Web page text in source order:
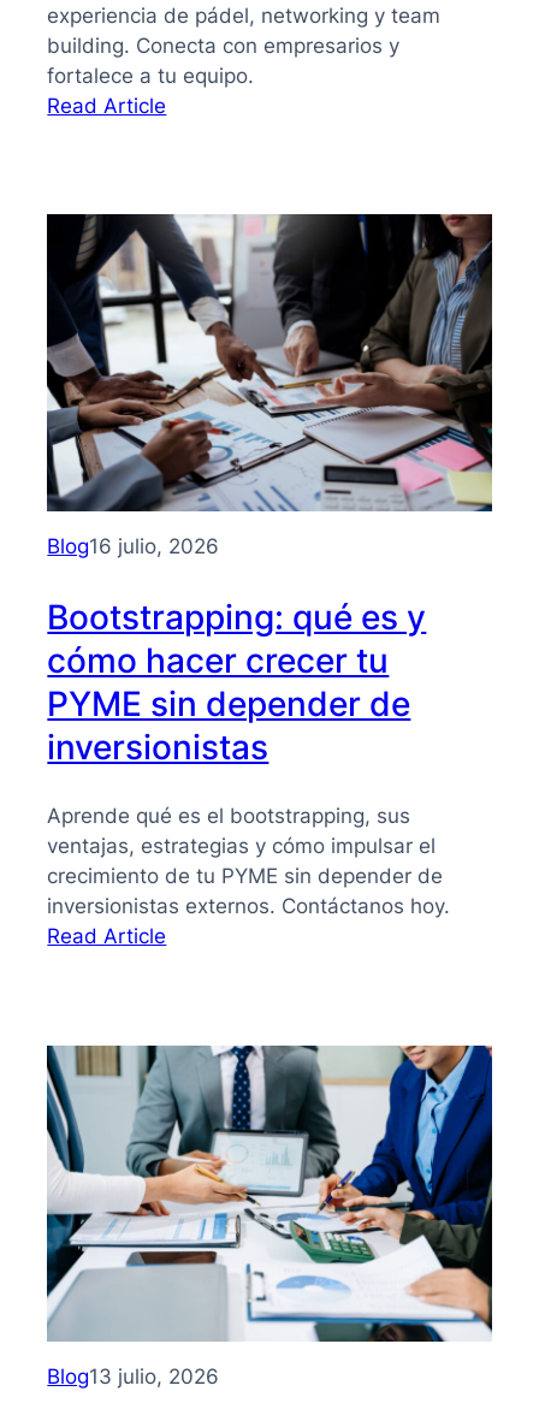
experiencia de pádel, networking y team
building. Conecta con empresarios y
fortalece a tu equipo.
Read Article
–
Edición
Pádel
Empresarial
Blog16 julio, 2026
Bootstrapping: qué es y
cómo hacer crecer tu
PYME sin depender de
inversionistas
Aprende qué es el bootstrapping, sus
ventajas, estrategias y cómo impulsar el
crecimiento de tu PYME sin depender de
inversionistas externos. Contáctanos hoy.
Read Article
y
cómo
hacer
crecer
tu
PYME
sin
depender
inversionistas
Blog13 julio, 2026